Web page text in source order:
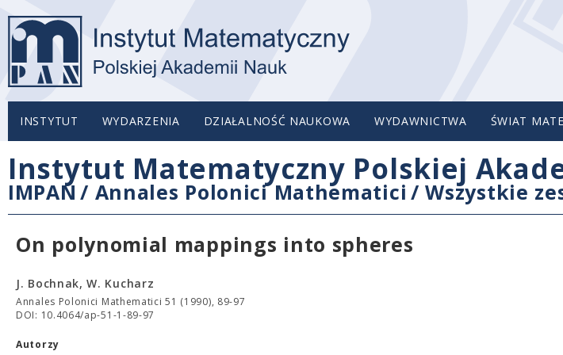
INSTYTUT WYDARZENIA DZIAŁALNOŚĆ NAUKOWA WYDAWNICTWA ŚWIAT
Instytut Matematyczny Polskiej
IMPAN / Annales Polonici Mathematici /Wszystkie
On polynomial mappings into spheres
J. Bochnak, W. Kucharz
Annales Polonici Mathematici 51 (1990), 89-97
DOI: 10.4064/ap-51-1-89-97
Autorzy